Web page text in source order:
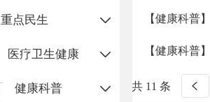
重点民生
医疗卫生健康
健康科普
【健康科普
【健康科普
共 11 条